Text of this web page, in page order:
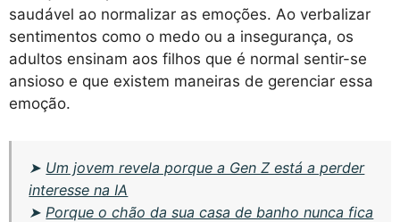
saudável ao normalizar as emoções. Ao verbalizar
sentimentos como o medo ou a insegurança, os
adultos ensinam aos filhos que é normal sentir-se
ansioso e que existem maneiras de gerenciar essa
emoção.
➤ Um jovem revela porque a Gen Z está a perder
interesse na IA
➤ Porque o chão da sua casa de banho nunca fica